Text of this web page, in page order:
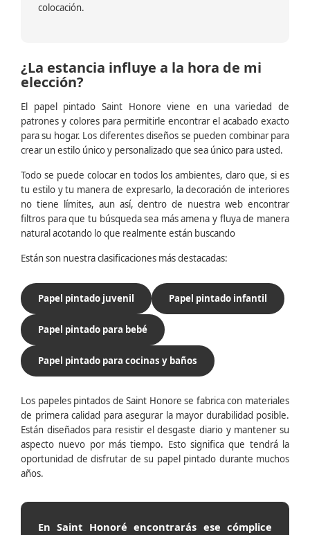
colocación.
¿La estancia influye a la hora de mi
elección?
El papel pintado Saint Honore viene en una variedad de
patrones y colores para permitirle encontrar el acabado exacto
para su hogar. Los diferentes diseños se pueden combinar para
crear un estilo único y personalizado que sea único para usted.
Todo se puede colocar en todos los ambientes, claro que, si es
tu estilo y tu manera de expresarlo, la decoración de interiores
no tiene límites, aun así, dentro de nuestra web encontrar
filtros para que tu búsqueda sea más amena y fluya de manera
natural acotando lo que realmente están buscando
Están son nuestra clasificaciones más destacadas:
Papel pintado juvenil Papel pintado infantil
Papel pintado para bebé
Papel pintado para cocinas y baños
Los papeles pintados de Saint Honore se fabrica con materiales
de primera calidad para asegurar la mayor durabilidad posible.
Están diseñados para resistir el desgaste diario y mantener su
aspecto nuevo por más tiempo. Esto significa que tendrá la
oportunidad de disfrutar de su papel pintado durante muchos
años.
En Saint Honoré encontrarás ese cómplice